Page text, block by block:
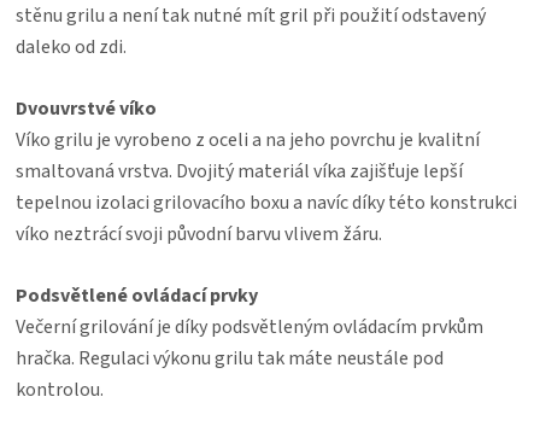
stěnu grilu a není tak nutné mít gril při použití odstavený
daleko od zdi.
Dvouvrstvé víko
Víko grilu je vyrobeno z oceli a na jeho povrchu je kvalitní
smaltovaná vrstva. Dvojitý materiál víka zajišťuje lepší
tepelnou izolaci grilovacího boxu a navíc díky této konstrukci
víko neztrácí svoji původní barvu vlivem žáru.
Podsvětlené ovládací prvky
Večerní grilování je díky podsvětleným ovládacím prvkům
hračka. Regulaci výkonu grilu tak máte neustále pod
kontrolou.